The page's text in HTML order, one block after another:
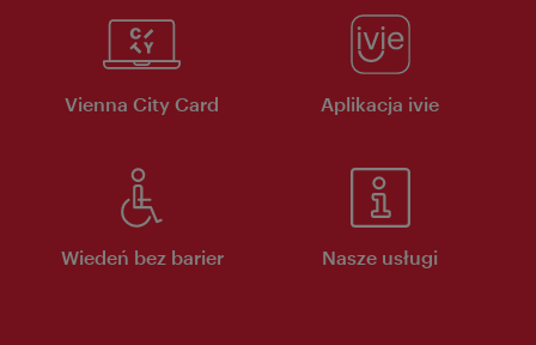
Vienna City Card Aplikacja ivie
Wiedeń bez barier Nasze usługi